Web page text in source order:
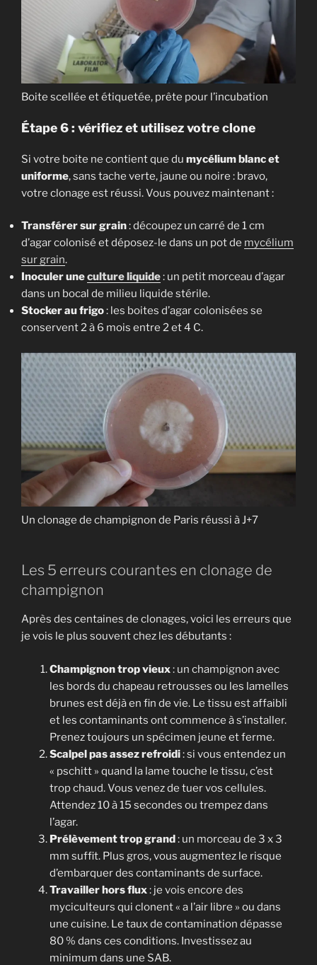
Boite scellée et étiquetée, prête pour l’incubation
Étape 6 : vérifiez et utilisez votre clone
Si votre boite ne contient que du mycélium blanc et
uniforme, sans tache verte, jaune ou noire : bravo,
votre clonage est réussi. Vous pouvez maintenant :
Transférer sur grain: découpez un carré de 1 cm
d’agar colonisé et déposez-le dans un pot de mycélium
sur grain.
Inoculer uneculture liquide: un petit morceau d’agar
dans un bocal de milieu liquide stérile.
Stocker au frigo: les boites d’agar colonisées se
conservent 2 à 6 mois entre 2 et 4 C.
Un clonage de champignon de Paris réussi à J+7
Les 5 erreurs courantes en clonage de
champignon
Après des centaines de clonages, voici les erreurs que
je vois le plus souvent chez les débutants :
Champignon trop vieux: un champignon avec
les bords du chapeau retrousses ou les lamelles
brunes est déjà en fin de vie. Le tissu est affaibli
et les contaminants ont commence à s’installer.
Prenez toujours un spécimen jeune et ferme.
Scalpel pas assez refroidi: si vous entendez un
« pschitt » quand la lame touche le tissu, c’est
trop chaud. Vous venez de tuer vos cellules.
Attendez 10 à 15 secondes ou trempez dans
l’agar.
Prélèvement trop grand: un morceau de 3 x 3
mm suffit. Plus gros, vous augmentez le risque
d’embarquer des contaminants de surface.
Travailler hors flux: je vois encore des
myciculteurs qui clonent « a l’air libre » ou dans
une cuisine. Le taux de contamination dépasse
80 % dans ces conditions. Investissez au
minimum dans une SAB.